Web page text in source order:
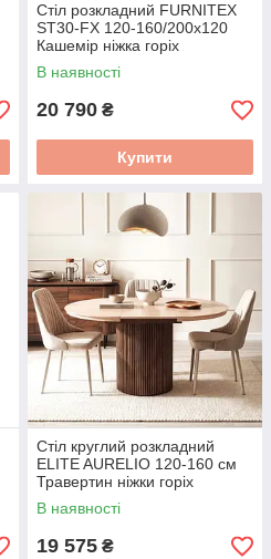
Стіл розкладний FURNITEX
ST30-FX 120-160/200x120
Кашемір ніжка горіх
В наявності
20 790 ₴
Купити
Стіл круглий розкладний
ELITE AURELIO 120-160 см
Травертин ніжки горіх
ME.AURELIO/TRAW/O/S
В наявності
19 575 ₴